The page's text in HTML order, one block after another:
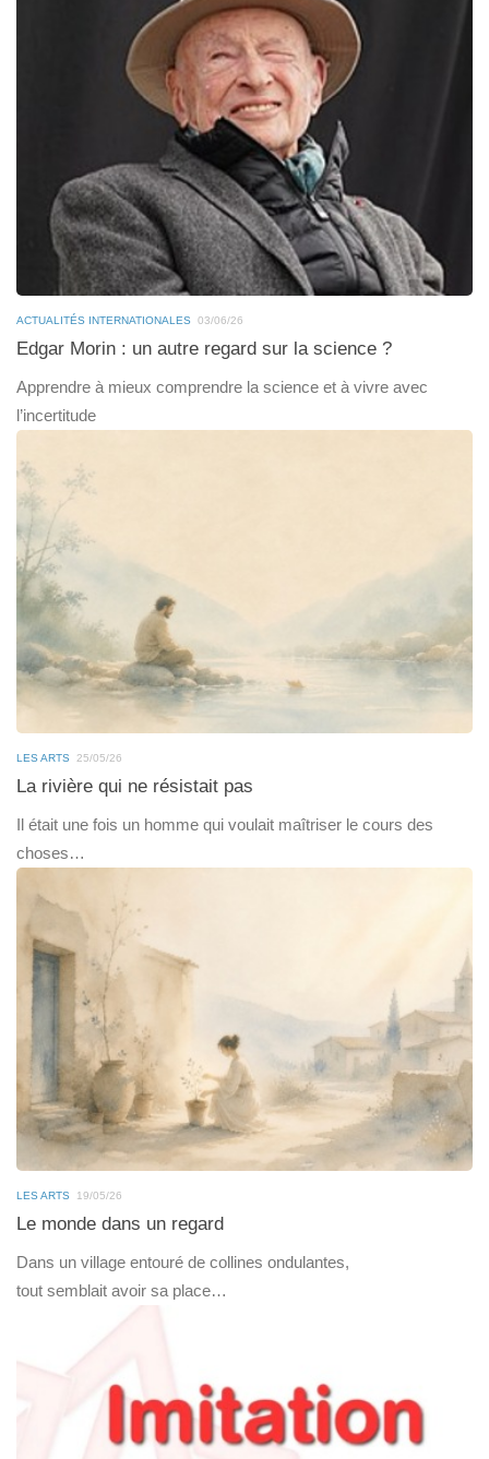
ACTUALITÉS INTERNATIONALES 03/06/26
Edgar Morin : un autre regard sur la science ?
Apprendre à mieux comprendre la science et à vivre avec
l’incertitude
LES ARTS 25/05/26
La rivière qui ne résistait pas
Il était une fois un homme qui voulait maîtriser le cours des
choses…
LES ARTS 19/05/26
Le monde dans un regard
Dans un village entouré de collines ondulantes,
tout semblait avoir sa place…